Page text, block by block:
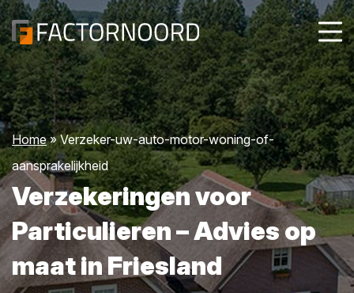
Home»Verzeker-uw-auto-motor-woning-of-
aansprakelijkheid
Verzekeringen voor
Particulieren – Advies op
maat in Friesland